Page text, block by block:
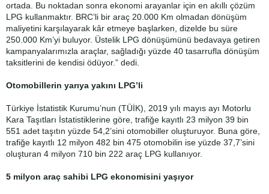
ortada. Bu noktadan sonra ekonomi arayanlar için en akıllı çözüm
LPG kullanmaktır. BRC’li bir araç 20.000 Km olmadan dönüşüm
maliyetini karşılayarak kâr etmeye başlarken, dizelde bu süre
250.000 Km’yi buluyor. Üstelik LPG dönüşümünü bedavaya getiren
kampanyalarımızla araçlar, sağladığı yüzde 40 tasarrufla dönüşüm
taksitlerini de kendisi ödüyor.” dedi.
Otomobillerin yarıya yakını LPG’li
Türkiye İstatistik Kurumu’nun (TÜİK), 2019 yılı mayıs ayı Motorlu
Kara Taşıtları İstatistiklerine göre, trafiğe kayıtlı 23 milyon 39 bin
551 adet taşıtın yüzde 54,2’sini otomobiller oluşturuyor. Buna göre,
trafiğe kayıtlı 12 milyon 482 bin 475 otomobilin ise yüzde 37,7’sini
oluşturan 4 milyon 710 bin 222 araç LPG kullanıyor.
5 milyon araç sahibi LPG ekonomisini yaşıyor